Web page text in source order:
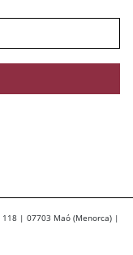
118 | 07703 Maó (Menorca) |